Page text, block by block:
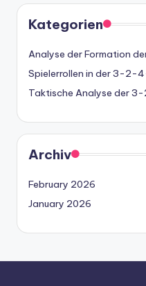
Kategorien
Analyse der Formation
Spielerrollen in der 3-2-
Taktische Analyse der
Archiv
February 2026
January 2026